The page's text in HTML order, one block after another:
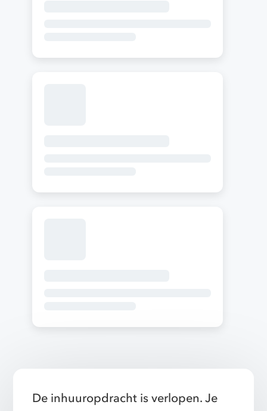
De inhuuropdracht is verlopen. Je